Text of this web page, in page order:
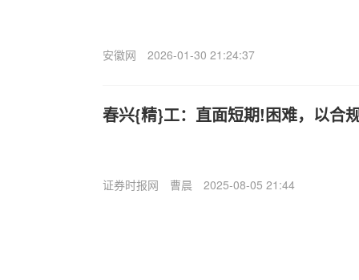
安徽网 2026-01-30 21:24:37
春兴{精}工：直面短期!困难，以合
证券时报网 曹晨 2025-08-05 21:44